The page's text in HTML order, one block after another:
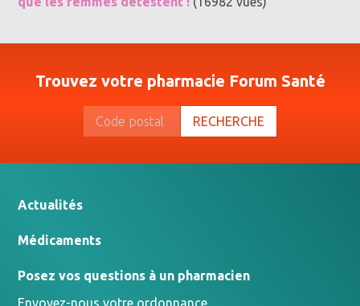
Trouvez votre pharmacie Forum Santé
RECHERCHE
Actualités
Médicaments
Posez vos questions à un pharmacien
Envoyez-nous votre ordonnance